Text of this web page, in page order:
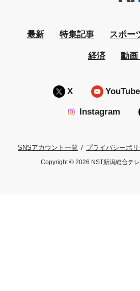
最新 特集記事 スポー
経済 動画
X YouTube
Instagram
SNSアカウント一覧 プライバシーポ
Copyright © 2026 NST新潟総合テ